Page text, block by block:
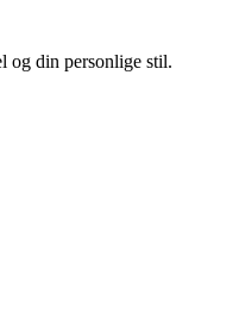
og din personlige stil.